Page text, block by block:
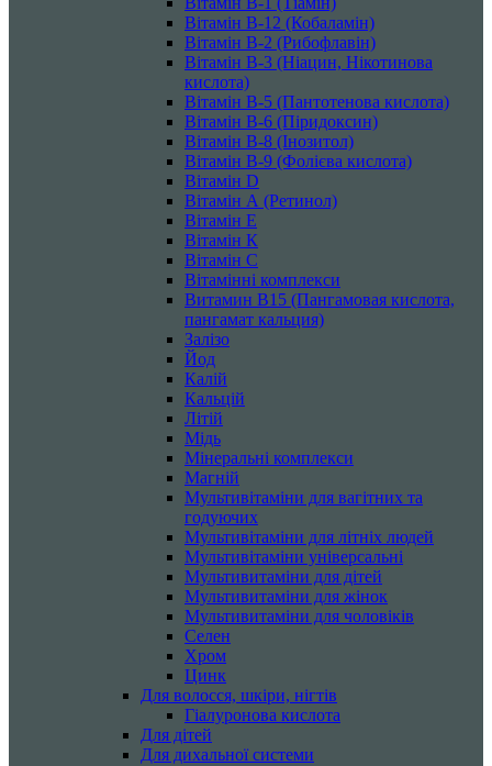
Вітамін B-12 (Кобаламін)
Вітамін B-2 (Рибофлавін)
Вітамін B-3 (Ніацин, Нікотинова
кислота)
Вітамін B-5 (Пантотенова кислота)
Вітамін B-6 (Піридоксин)
Вітамін B-8 (Інозитол)
Вітамін B-9 (Фолієва кислота)
Вітамін D
Вітамін А (Ретинол)
Вітамін Е
Вітамін К
Вітамін С
Вітамінні комплекси
Витамин B15 (Пангамовая кислота,
пангамат кальция)
Залізо
Йод
Калій
Кальцій
Літій
Мідь
Мінеральні комплекси
Магній
Мультивітаміни для вагітних та
годуючих
Мультивітаміни для літніх людей
Мультивітаміни універсальні
Мультивитаміни для дітей
Мультивитаміни для жінок
Мультивитаміни для чоловіків
Селен
Хром
Цинк
Для волосся, шкіри, нігтів
Гіалуронова кислота
Для дітей
Для дихальної системи